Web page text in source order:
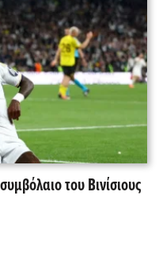
του Βινίσιους